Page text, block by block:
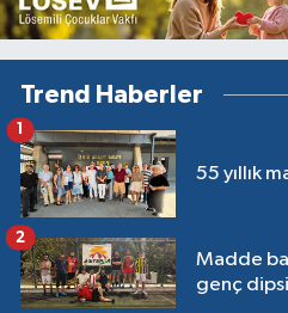
Trend Haberler
55 yıllık
1
Madde
genç
2